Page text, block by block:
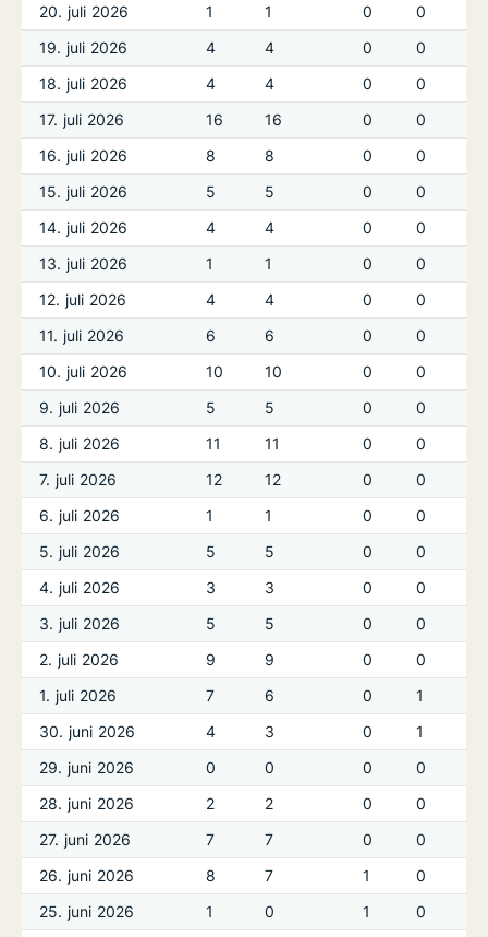
20. juli 2026
1 1 0
0
19. juli 2026
4 4 0
0
18. juli 2026
4 4 0
0
17. juli 2026
16 16 0
0
16. juli 2026
8 8 0
0
15. juli 2026
5 5 0
0
14. juli 2026
4 4 0
0
13. juli 2026
1 1 0
0
12. juli 2026
4 4 0
0
11. juli 2026
6 6 0
0
10. juli 2026
10 10 0
0
9. juli 2026
5 5 0
0
8. juli 2026
11 11 0
0
7. juli 2026
12 12 0
0
6. juli 2026
1 1 0
0
5. juli 2026
5 5 0
0
4. juli 2026
3 3 0
0
3. juli 2026
5 5 0
0
2. juli 2026
9 9 0
0
1. juli 2026
7 6 0
1
30. juni 2026
4 3 0
1
29. juni 2026
0 0 0
0
28. juni 2026
2 2 0
0
27. juni 2026
7 7 0
0
26. juni 2026
8 7 1
0
25. juni 2026
1 0 1 0